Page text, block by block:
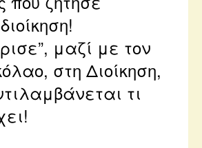
μαζί με τον
στη Διοίκηση,
τι